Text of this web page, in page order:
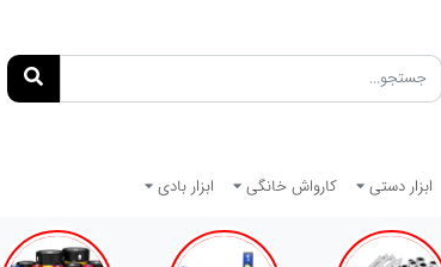
ابزار دستی کارواش خانگی ابزار بادی